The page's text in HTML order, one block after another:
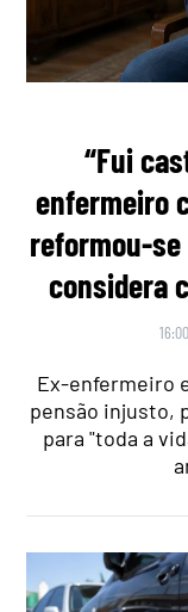
“Fui
enfermeiro
reformou-se
considera
Ex-enfermeiro
pensão injusto,
para "toda a